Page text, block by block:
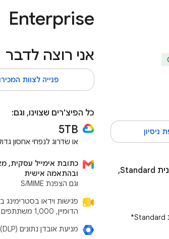
כל מה שמקבלים בתוכנית Standard,
Enterprise
אני רוצה לדבר
פנייה לצוות
כל הפיצ'רים שצוינו, וגם:
5TB
או שדרוג לנפחי אחסון
כתובת אימייל עסקית,
ובהתאמה אישית
וגם הצפנת S/MIME
פגישות וידאו בסטרימינג
הדומיין, 1,000 משתתפים
מניעת אובדן נתונים (DLP)